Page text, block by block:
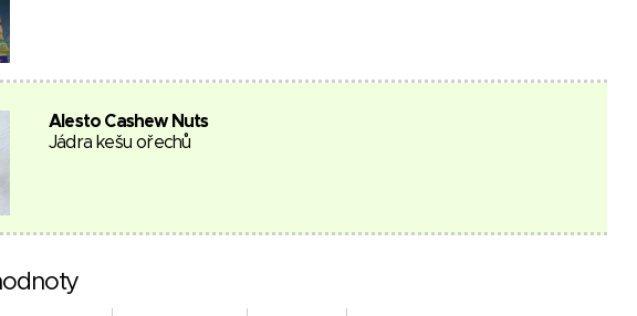
Alesto Cashew Nuts
Jádra kešu ořechů